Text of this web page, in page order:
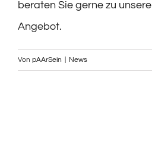
beraten Sie gerne zu
Angebot.
Von pAArSein News